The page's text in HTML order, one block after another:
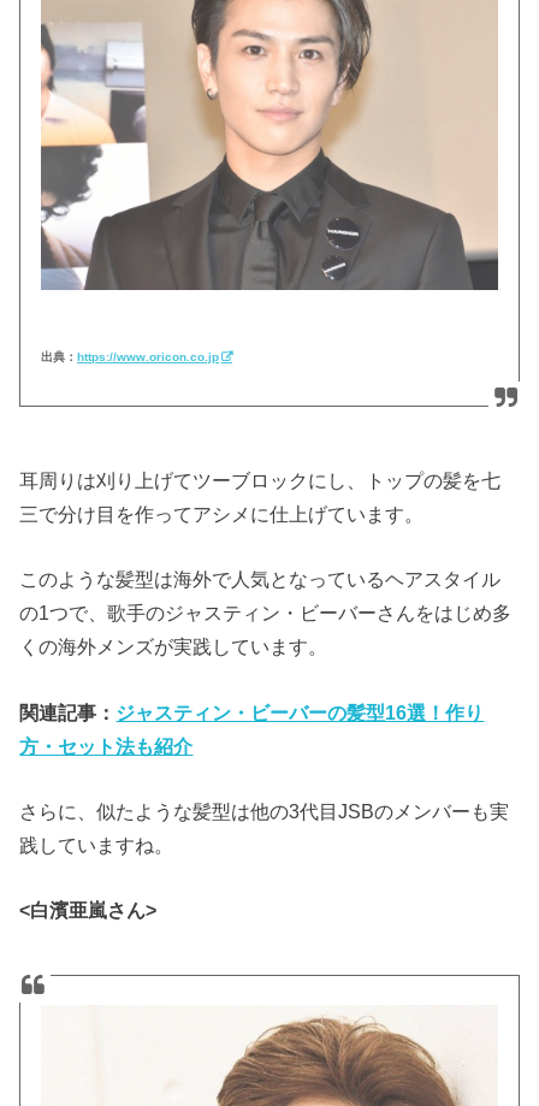
出典：https://www.oricon.co.jp
耳周りは刈り上げてツーブロックにし、トップの髪を七
三で分け目を作ってアシメに仕上げています。
このような髪型は海外で人気となっているヘアスタイル
の1つで、歌手のジャスティン・ビーバーさんをはじめ多
くの海外メンズが実践しています。
関連記事： ジャスティン・ビーバーの髪型16選！作り
方・セット法も紹介
さらに、似たような髪型は他の3代目JSBのメンバーも実
践していますね。
<白濱亜嵐さん>